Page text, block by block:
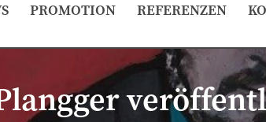
PROMOTION REFERENZEN